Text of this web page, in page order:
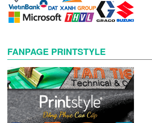
FANPAGE PRINTSTYLE